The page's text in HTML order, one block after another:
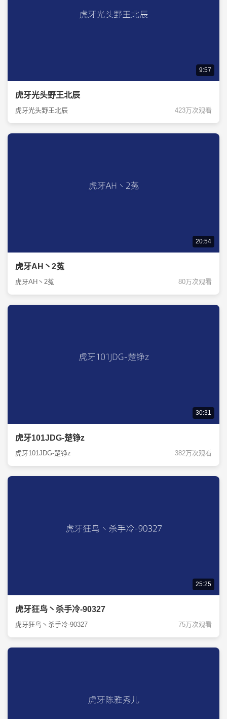
9:57
虎牙光头野王北辰
虎牙光头野王北辰 423万次观看
20:54
虎牙AH丶2菟
虎牙AH丶2菟 80万次观看
30:31
虎牙101JDG-楚铮z
虎牙101JDG-楚铮z 382万次观看
25:25
虎牙狂鸟丶杀手冷-90327
虎牙狂鸟丶杀手冷-90327 75万次观看